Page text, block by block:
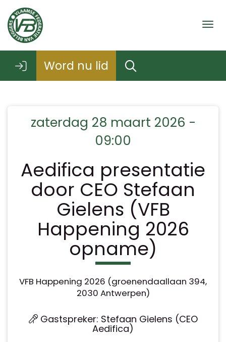
Word nu lid
zaterdag 28 maart 2026 -
09:00
Aedifica presentatie
door CEO Stefaan
Gielens (VFB
Happening 2026
opname)
VFB Happening 2026 (groenendaallaan 394,
2030 Antwerpen)
Gastspreker: Stefaan Gielens (CEO
Aedifica)